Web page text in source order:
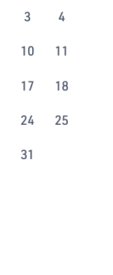
3 4
10 11
17 18
24 25
31